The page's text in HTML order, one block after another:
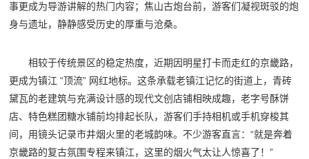
事更成为导游讲解的热门内容；焦山古炮台前，游客们凝视斑驳的炮
身与遗址，静静感受历史的厚重与沧桑。
相较于传统景区的稳定热度，近期因明星打卡而走红的京畿路，
更成为镇江 “顶流” 网红地标。这条承载老镇江记忆的街道上，青砖
黛瓦的老建筑与充满设计感的现代文创店铺相映成趣，老字号酥饼
店、特色糕团糖水铺前均排起长队，游客们手持相机或手机穿梭其
间，用镜头记录市井烟火里的老城韵味。不少游客直言：“就是奔着
京畿路的复古氛围专程来镇江，这里的烟火气太让人惊喜了！”